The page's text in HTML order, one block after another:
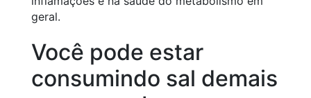
geral.
Você pode estar
consumindo sal demais